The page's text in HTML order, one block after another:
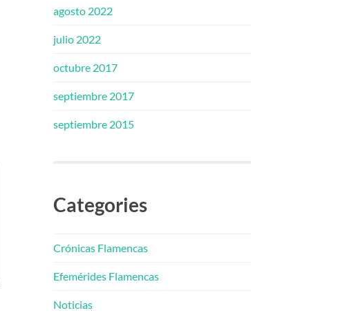
agosto 2022
julio 2022
octubre 2017
septiembre 2017
septiembre 2015
Categories
Crónicas Flamencas
Efemérides Flamencas
Noticias